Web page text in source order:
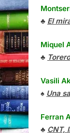
♣ El
Miquel
♣
Vasili
♠ Una
Ferran
♣ CNT,